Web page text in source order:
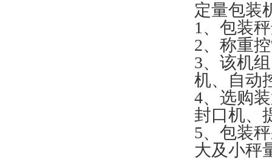
定量包装
1、包装
2、称重
3、该机
机、自动
4、选购
封口机、
5、包装
大及小秤